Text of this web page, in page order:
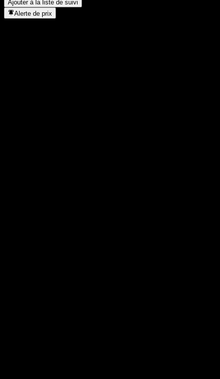
Ajouter à la liste de suivi
Alerte de prix